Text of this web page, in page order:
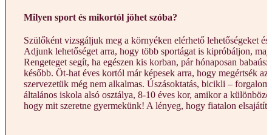
Milyen sport és mikortól jöhet szóba?
Szülőként vizsgáljuk meg a környéken elérhető lehetőségeket
Adjunk lehetőséget arra, hogy több sportágat is kipróbáljon,
Rengeteget segít, ha egészen kis korban, pár hónaposan
később. Öt-hat éves kortól már képesek arra, hogy megértsék
szervezetük még nem alkalmas. Úszásoktatás, bicikli –
általános iskola alsó osztálya, 8-10 éves kor, amikor a
hogy mit szeretne gyermekünk! A lényeg, hogy fiatalon